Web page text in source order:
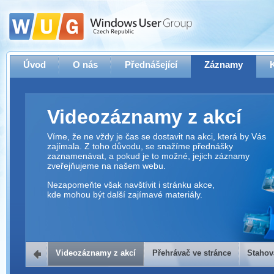
Úvod O nás Přednášející Záznamy
Videozáznamy z akcí
Víme, že ne vždy je čas se dostavit na akci, která by Vás
zajímala. Z toho důvodu, se snažíme přednášky
zaznamenávat, a pokud je to možné, jejich záznamy
zveřejňujeme na našem webu.
Nezapomeňte však navštívit i stránku akce,
kde mohou být další zajímavé materiály.
Přehrávač ve stránce
Videozáznamy z akcí Přehrávač ve stránce